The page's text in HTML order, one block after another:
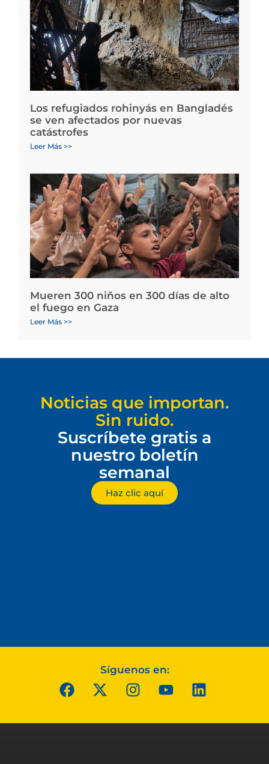
Los refugiados rohinyás en Bangladés
se ven afectados por nuevas
catástrofes
Leer Más >>
Mueren 300 niños en 300 días de alto
el fuego en Gaza
Leer Más >>
Noticias que importan.
Sin ruido.
Suscríbete gratis a
nuestro boletín
semanal
Haz clic aquí
Síguenos en: